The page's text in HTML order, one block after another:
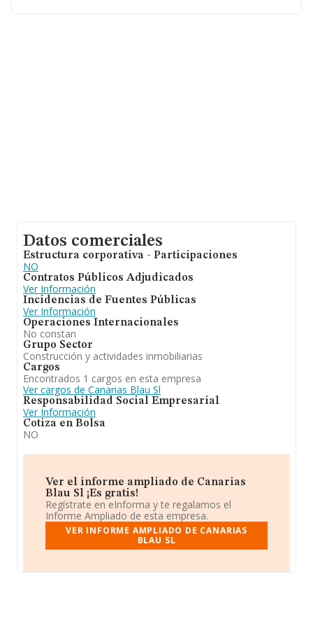
Datos comerciales
Estructura corporativa - Participaciones
NO
Contratos Públicos Adjudicados
Ver Información
Incidencias de Fuentes Públicas
Ver Información
Operaciones Internacionales
No constan
Grupo Sector
Construcción y actividades inmobiliarias
Cargos
Encontrados 1 cargos en esta empresa
Ver cargos de Canarias Blau Sl
Responsabilidad Social Empresarial
Ver Información
Cotiza en Bolsa
NO
Ver el informe ampliado de Canarias
Blau Sl ¡Es gratis!
Regístrate en eInforma y te regalamos el
Informe Ampliado de esta empresa.
VER INFORME AMPLIADO DE CANARIAS
BLAU SL